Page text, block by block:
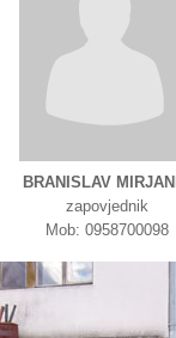
BRANISLAV
zapovjednik
Mob: 0958700098